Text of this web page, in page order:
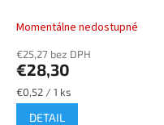
Momentálne nedostupné
€25,27 bez DPH
€28,30
Jednotková
cena:
€0,52 / 1 ks
DETAIL